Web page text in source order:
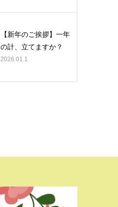
【新年のご挨拶】一年
の計、立てますか？
2026.01.1